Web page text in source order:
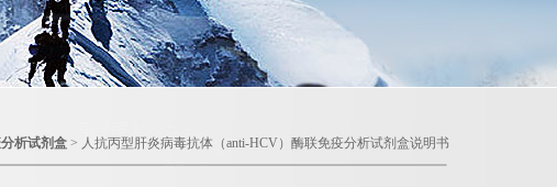
析试剂盒 > 人抗丙型肝炎病毒抗体（anti-HCV）酶联免疫分析试剂盒说明书